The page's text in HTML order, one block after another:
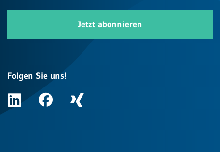
Jetzt abonnieren
Folgen Sie uns!